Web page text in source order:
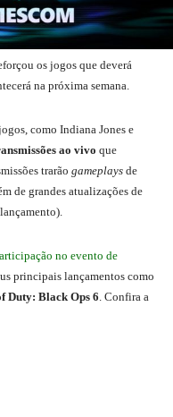
os jogos que deverá
na próxima semana.
como Indiana Jones e
ao vivo que
trarão gameplays de
de grandes atualizações de
no evento de
principais lançamentos como
Duty: Black Ops 6. Confira a